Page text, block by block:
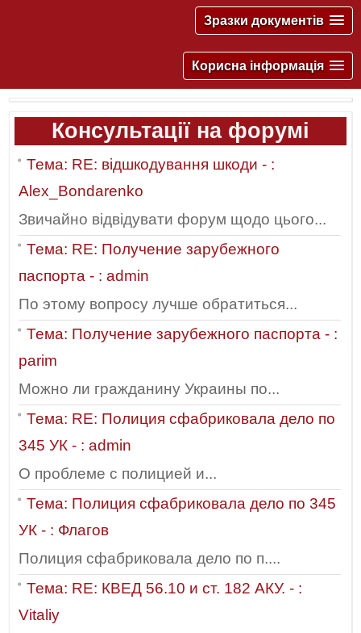
Зразки документів
Корисна інформація
Консультації на форумі
Тема: RE: відшкодування шкоди - :
Alex_Bondarenko
Звичайно відвідувати форум щодо цього...
Тема: RE: Получение зарубежного
паспорта - : admin
По этому вопросу лучше обратиться...
Тема: Получение зарубежного паспорта - :
parim
Можно ли гражданину Украины по...
Тема: RE: Полиция сфабриковала дело по
345 УК - : admin
О проблеме с полицией и...
Тема: Полиция сфабриковала дело по 345
УК - : Флагов
Полиция сфабриковала дело по п....
Тема: RE: КВЕД 56.10 и ст. 182 АКУ. - :
Vitaliy